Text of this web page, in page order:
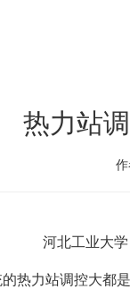
热力站
河北工业大
热力站调控大都